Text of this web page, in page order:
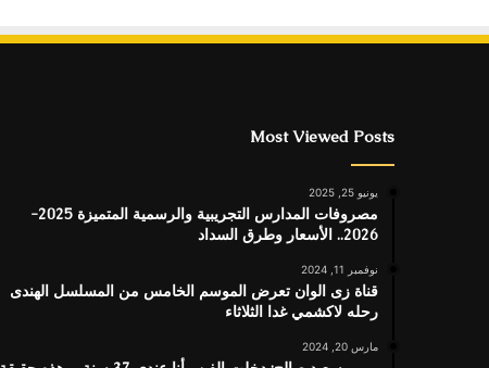
Most Viewed Posts
يونيو 25, 2025
مصروفات المدارس التجريبية والرسمية المتميزة 2025-
2026.. الأسعار وطرق السداد
نوفمبر 11, 2024
قناة زى الوان تعرض الموسم الخامس من المسلسل الهندى
رحله لاكشمي غدا الثلاثاء
مارس 20, 2024